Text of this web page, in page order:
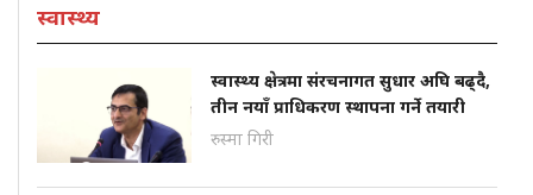
स्वास्थ्य
स्वास्थ्य क्षेत्रमा संरचनागत सुधार अघि बढ्दै,
तीन नयाँ प्राधिकरण स्थापना गर्ने तयारी
रुस्मा गिरी